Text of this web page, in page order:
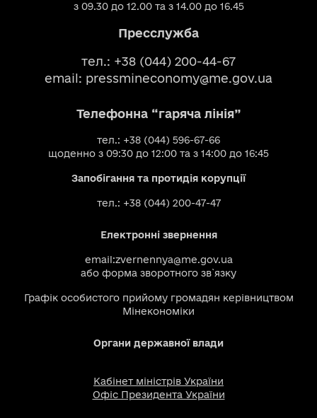
з 09.30 до 12.00 та з 14.00 до 16.45
Пресслужба
тел.: +38 (044) 200-44-67
email: pressmineconomy@me.gov.ua
Телефонна “гаряча лінія”
тел.: +38 (044) 596-67-66
щоденно з 09:30 до 12:00 та з 14:00 до 16:45
Запобігання та протидія корупції
тел.: +38 (044) 200-47-47
Електронні звернення
email:zvernennya@me.gov.ua
або форма зворотного зв`язку
Графік особистого прийому громадян керівництвом
Мінекономіки
Органи державної влади
Кабінет міністрів України
Офіс Президента України